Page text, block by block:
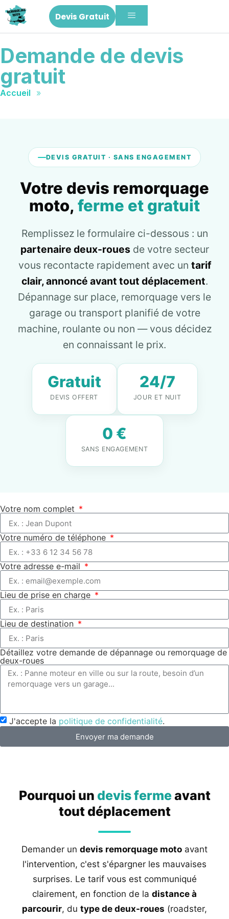
Devis Gratuit
Demande de devis
gratuit
Accueil »
DEVIS GRATUIT · SANS ENGAGEMENT
Votre devis remorquage
moto, ferme et gratuit
Remplissez le formulaire ci-dessous : un
partenaire deux-rouesde votre secteur
vous recontacte rapidement avec un tarif
clair, annoncé avant tout déplacement.
Dépannage sur place, remorquage vers le
garage ou transport planifié de votre
machine, roulante ou non — vous décidez
en connaissant le prix.
Gratuit
DEVIS OFFERT
24/7
JOUR ET NUIT
0 €
SANS ENGAGEMENT
Votre nom complet
Votre numéro de téléphone
Votre adresse e-mail
Lieu de prise en charge
Lieu de destination
Détaillez votre demande de dépannage ou remorquage de
deux-roues
J'accepte la politique de confidentialité.
Envoyer ma demande
Pourquoi un devis fermeavant
tout déplacement
Demander un devis remorquage moto avant
l'intervention, c'est s'épargner les mauvaises
surprises. Le tarif vous est communiqué
clairement, en fonction de la distance à
parcourir, du type de deux-roues (roadster,